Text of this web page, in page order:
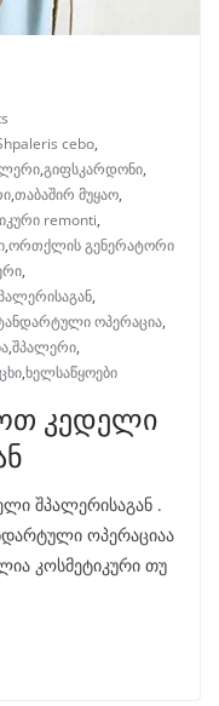
cebo,
,გიფსკარდონი,
,თაბაშირ მუყაო,
remonti,
,ორთქლის გენერატორი
,
,
ოპერაცია,
,შპალერი,
,ხელსაწყოები
კედელი
შპალერისაგან .
ოპერაციაა
კოსმეტიკური თუ